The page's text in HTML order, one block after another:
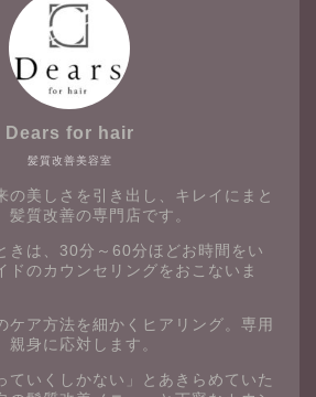
髪質改善美容室
Dears for hair
の美しさを引き出し、キレイにまと
髪質改善の専門店です。
きは、30分～60分ほどお時間をい
ドのカウンセリングをおこないま
ケア方法を細かくヒアリング。専用
親身に応対します。
ていくしかない」とあきらめていた